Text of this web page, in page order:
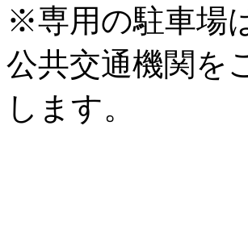
※専用の駐車場
公共交通機関を
します。